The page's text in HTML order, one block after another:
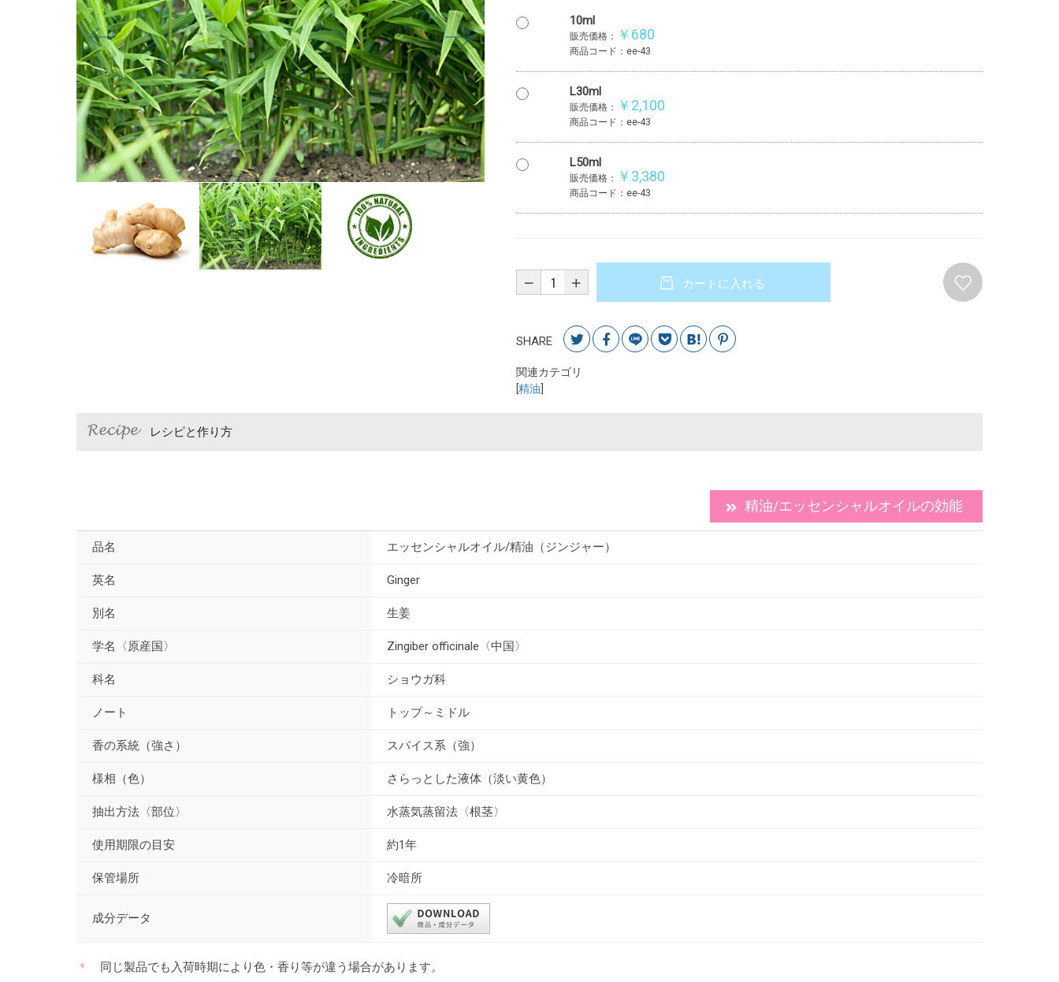
10ml
販売価格： ￥680
商品コード：ee-43
L30ml
販売価格： ￥2,100
商品コード：ee-43
L50ml
販売価格： ￥3,380
商品コード：ee-43
カートに入れる
SHARE
関連カテゴリ
[精油
レシピと作り方
精油/エッセンシャルオイルの効能
品名 エッセンシャルオイル/精油（ジンジャー）
英名 Ginger
別名 生姜
学名〈原産国〉 Zingiber officinale〈中国〉
科名 ショウガ科
ノート トップ～ミドル
香の系統（強さ） スパイス系（強）
様相（色） さらっとした液体（淡い黄色）
抽出方法〈部位〉 水蒸気蒸留法〈根茎〉
使用期限の目安 約1年
保管場所 冷暗所
成分データ
同じ製品でも入荷時期により色・香り等が違う場合があります。